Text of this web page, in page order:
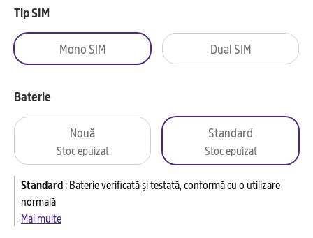
Tip SIM
Mono SIM Dual SIM
Baterie
Nouă
Stoc epuizat
Standard
Stoc epuizat
Standard:Baterie verificată și testată, conformă cu o utilizare
normală
Mai multe